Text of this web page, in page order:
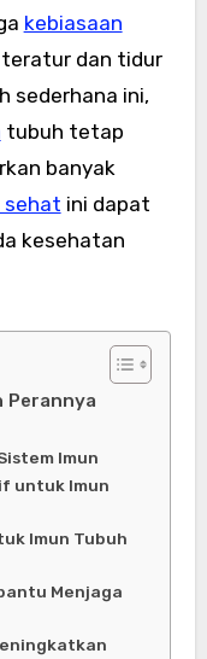
kebiasaan
dan tidur
sederhana ini,
tubuh tetap
banyak
sehat ini dapat
kesehatan
Perannya
Imun
untuk Imun
Imun Tubuh
Menjaga